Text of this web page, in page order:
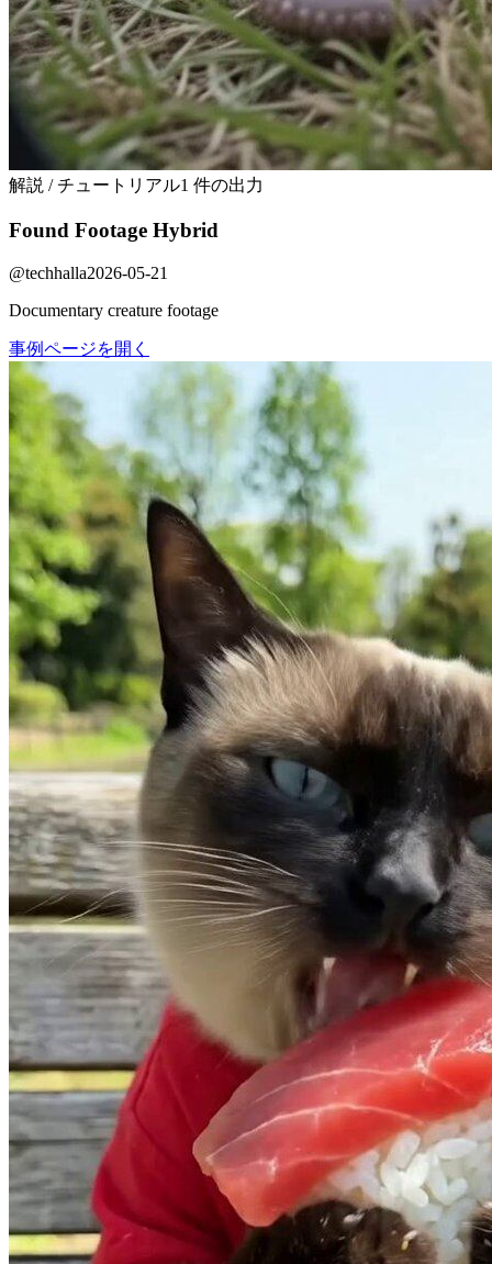
解説 / チュートリアル1 件の出力
Found Footage Hybrid
@techhalla2026-05-21
Documentary creature footage
事例ページを開く